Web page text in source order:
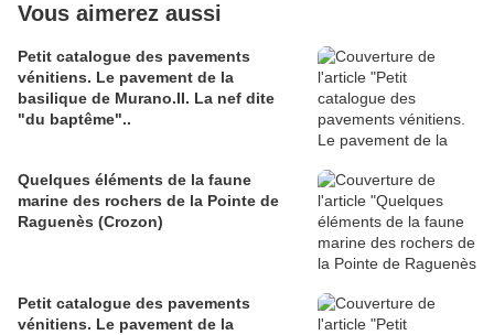
Vous aimerez aussi
Petit catalogue des pavements
vénitiens. Le pavement de la
basilique de Murano.II. La nef dite
"du baptême"..
Quelques éléments de la faune
marine des rochers de la Pointe de
Raguenès (Crozon)
Petit catalogue des pavements
vénitiens. Le pavement de la